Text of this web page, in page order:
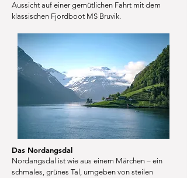
Aussicht auf einer gemütlichen Fahrt mit dem
klassischen Fjordboot MS Bruvik.
Das Nordangsdal
Nordangsdal ist wie aus einem Märchen – ein
schmales, grünes Tal, umgeben von steilen